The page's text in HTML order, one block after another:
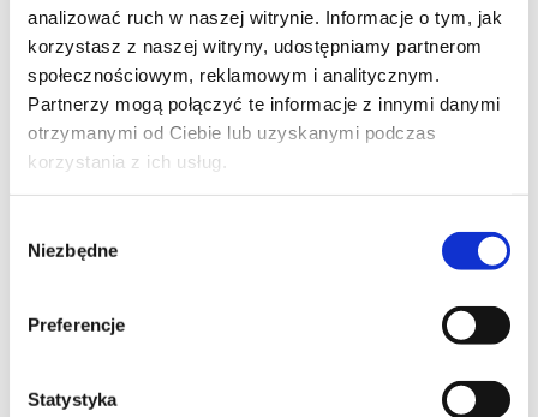
analizować ruch w naszej witrynie. Informacje o tym, jak
korzystasz z naszej witryny, udostępniamy partnerom
społecznościowym, reklamowym i analitycznym.
Partnerzy mogą połączyć te informacje z innymi danymi
otrzymanymi od Ciebie lub uzyskanymi podczas
korzystania z ich usług.
zgody
Niezbędne
Preferencje
Statystyka